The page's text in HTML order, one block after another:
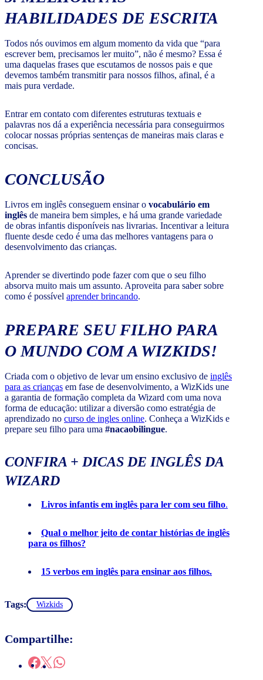
HABILIDADES DE ESCRITA
Todos nós ouvimos em algum momento da vida que “para
escrever bem, precisamos ler muito”, não é mesmo? Essa é
uma daquelas frases que escutamos de nossos pais e que
devemos também transmitir para nossos filhos, afinal, é a
mais pura verdade.
Entrar em contato com diferentes estruturas textuais e
palavras nos dá a experiência necessária para conseguirmos
colocar nossas próprias sentenças de maneiras mais claras e
concisas.
CONCLUSÃO
Livros em inglês conseguem ensinar o vocabulário em
inglês de maneira bem simples, e há uma grande variedade
de obras infantis disponíveis nas livrarias. Incentivar a leitura
fluente desde cedo é uma das melhores vantagens para o
desenvolvimento das crianças.
Aprender se divertindo pode fazer com que o seu filho
absorva muito mais um assunto. Aproveita para saber sobre
como é possível aprender brincando.
PREPARE SEU FILHO PARA
O MUNDO COM A WIZKIDS!
Criada com o objetivo de levar um ensino exclusivo de inglês
para as crianças em fase de desenvolvimento, a WizKids une
a garantia de formação completa da Wizard com uma nova
forma de educação: utilizar a diversão como estratégia de
aprendizado no curso de ingles online. Conheça a WizKids e
prepare seu filho para uma #nacaobilingue.
CONFIRA + DICAS DE INGLÊS DA
WIZARD
Livros infantis em inglês para ler com seu filho.
Qual o melhor jeito de contar histórias de inglês
para os filhos?
15 verbos em inglês para ensinar aos filhos.
Tags: Wizkids
Compartilhe: